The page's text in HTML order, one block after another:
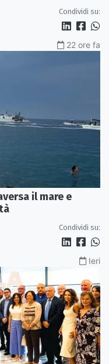
Condividi su:
22 ore fa
il mare e
Condividi su:
Ieri